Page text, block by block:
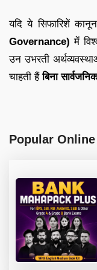
यदि ये सिफारिशें
Governance) में
उन उभरती
चाहती हैंबिना
Popular